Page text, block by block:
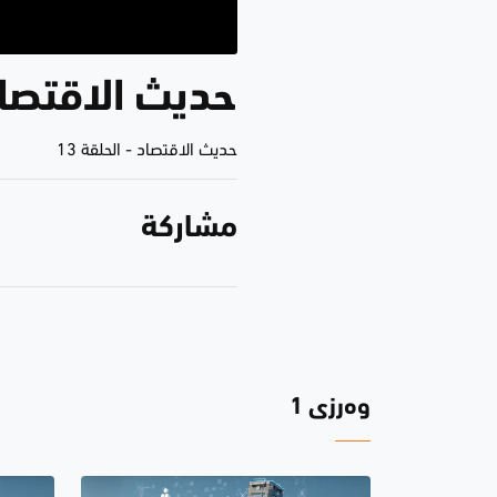
حديث
حديث الاقتصاد - الحلقة 13
مشاركة
وەرزی 1